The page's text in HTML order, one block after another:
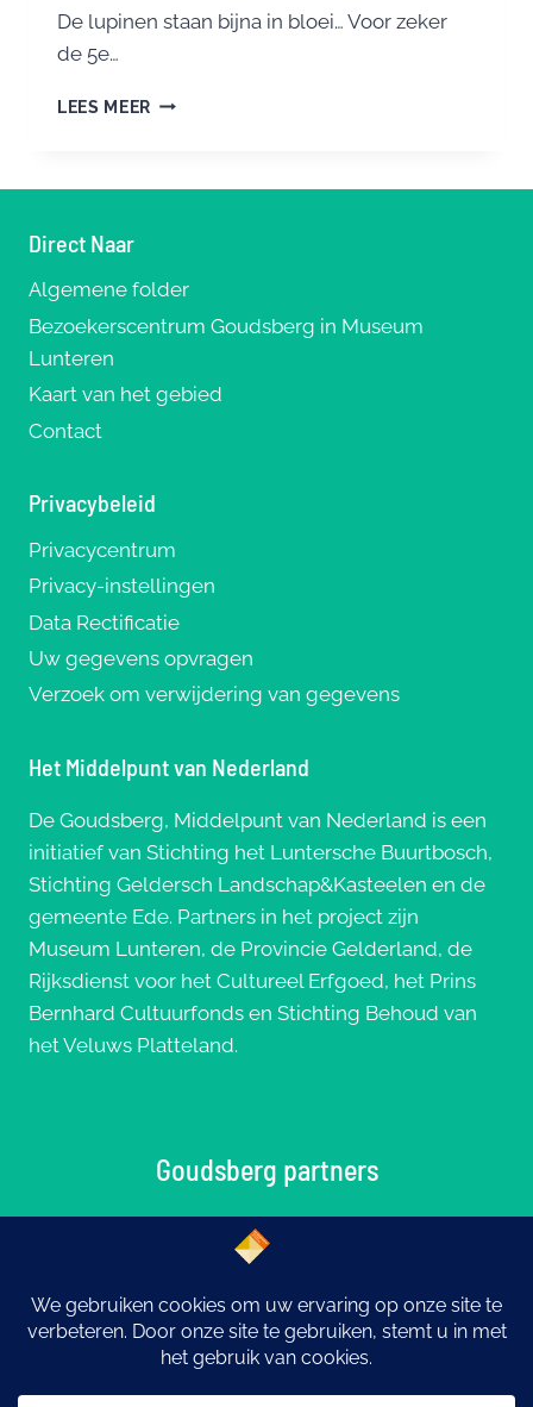
De lupinen staan bijna in bloei… Voor zeker
de 5e…
LEES MEER DE
PRACHTIG
EN
Direct Naar
Algemene folder
Bezoekerscentrum Goudsberg in Museum
Lunteren
Kaart van het gebied
Contact
Privacybeleid
Privacycentrum
Privacy-instellingen
Data Rectificatie
Uw gegevens opvragen
Verzoek om verwijdering van gegevens
Het Middelpunt van Nederland
De Goudsberg, Middelpunt van Nederland is een
initiatief van Stichting het Luntersche Buurtbosch,
Stichting Geldersch Landschap&Kasteelen en de
gemeente Ede. Partners in het project zijn
Museum Lunteren, de Provincie Gelderland, de
Rijksdienst voor het Cultureel Erfgoed, het Prins
Bernhard Cultuurfonds en Stichting Behoud van
het Veluws Platteland.
Goudsberg partners